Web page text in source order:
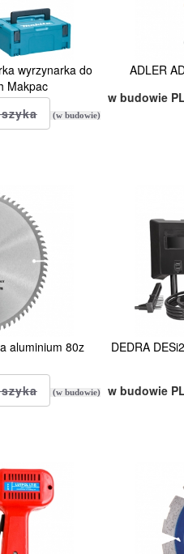
wyrzynarka do
Makpac
(w budowie)
ADLER
w budowie
aluminium 80z
(w budowie)
DEDRA
w budowie